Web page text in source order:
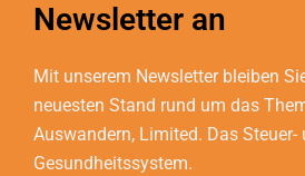
Newsletter an
Mit unserem Newsletter bleiben
neuesten Stand rund um das
Auswandern, Limited. Das Steuer-
Gesundheitssystem.